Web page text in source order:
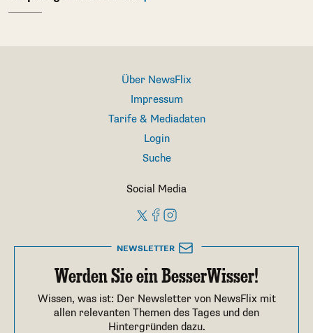
Über NewsFlix
Impressum
Tarife & Mediadaten
Login
Suche
Social Media
NEWSLETTER
Werden Sie ein BesserWisser!
Wissen, was ist: Der Newsletter von NewsFlix mit
allen relevanten Themen des Tages und den
Hintergründen dazu.